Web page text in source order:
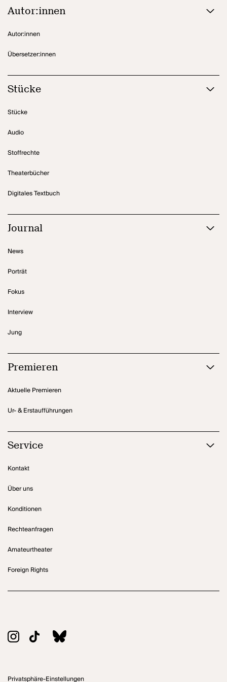
Autor:innen
Autor:innen
Übersetzer:innen
Stücke
Stücke
Audio
Stoffrechte
Theaterbücher
Digitales Textbuch
Journal
News
Porträt
Fokus
Interview
Jung
Premieren
Aktuelle Premieren
Ur- & Erstaufführungen
Service
Kontakt
Über uns
Konditionen
Rechteanfragen
Amateurtheater
Foreign Rights
Privatsphäre-Einstellungen